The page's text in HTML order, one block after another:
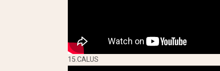
15.CALUS